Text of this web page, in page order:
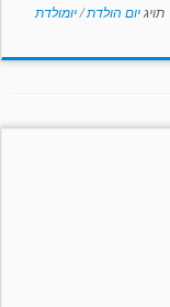
תויגיום הולדת/יומולדת